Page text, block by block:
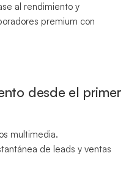
al rendimiento y
premium con
desde el primer
multimedia.
de leads y ventas